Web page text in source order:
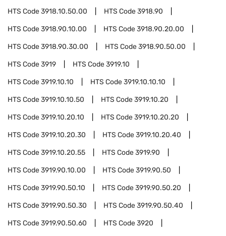
HTS Code3918.10.50.00 HTS Code3918.90
HTS Code3918.90.10.00 HTS Code3918.90.20.00
HTS Code3918.90.30.00 HTS Code3918.90.50.00
HTS Code3919 HTS Code3919.10
HTS Code3919.10.10 HTS Code3919.10.10.10
HTS Code3919.10.10.50 HTS Code3919.10.20
HTS Code3919.10.20.10 HTS Code3919.10.20.20
HTS Code3919.10.20.30 HTS Code3919.10.20.40
HTS Code3919.10.20.55 HTS Code3919.90
HTS Code3919.90.10.00 HTS Code3919.90.50
HTS Code3919.90.50.10 HTS Code3919.90.50.20
HTS Code3919.90.50.30 HTS Code3919.90.50.40
HTS Code3919.90.50.60 HTS Code3920